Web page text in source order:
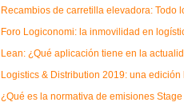
Recambios de carretilla elevadora: Todo
Foro Logiconomi: la inmovilidad en
Lean: ¿Qué aplicación tiene en la
Logistics & Distribution 2019: una
¿Qué es la normativa de emisiones